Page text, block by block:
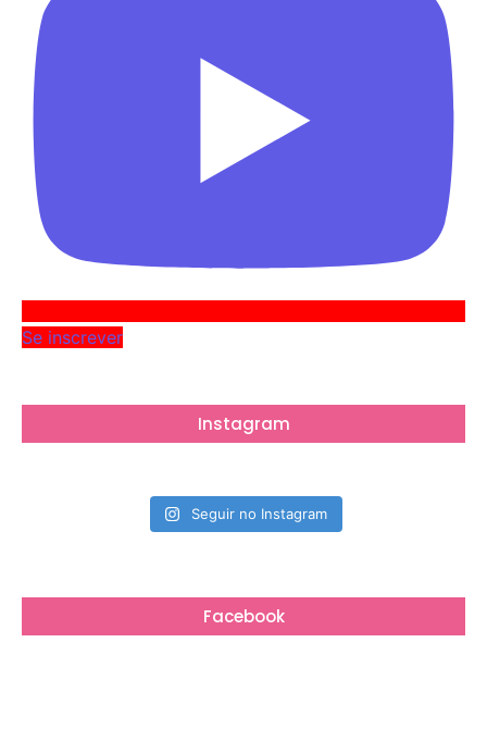
Se inscrever
Instagram
Seguir no Instagram
Facebook